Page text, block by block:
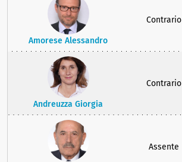
Amorese Alessandro
Contrario
Andreuzza Giorgia
Contrario
Assente